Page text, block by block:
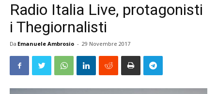
Radio Italia Live, protagonisti
i Thegiornalisti
Da Emanuele Ambrosio - 29 Novembre 2017